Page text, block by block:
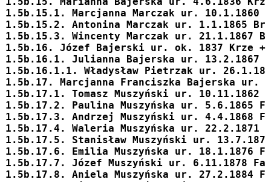
1.5b.15.1. Marcjanna Marczak ur. 10.1.1860
1.5b.15.2. Antonina Marczak ur. 1.1.1865
1.5b.15.3. Wincenty Marczak ur. 21.1.1867
1.5b.16. Józef Bajerski ur. ok. 1837 Krze +
1.5b.16.1. Julianna Bajerska ur. 13.2.1867
1.5b.16.1.1. Władysław Pietrzak ur.
1.5b.17. Marcjanna Franciszka Bajerska ur.
1.5b.17.1. Tomasz Muszyński ur. 10.11.1862
1.5b.17.2. Paulina Muszyńska ur. 5.6.1865
1.5b.17.3. Andrzej Muszyński ur. 4.4.1868
1.5b.17.4. Waleria Muszyńska ur. 22.2.1871
1.5b.17.5. Stanisław Muszyński ur.
1.5b.17.6. Emilia Muszyńska ur. 18.1.1876
1.5b.17.7. Józef Muszyński ur. 6.11.1878
1.5b.17.8. Aniela Muszyńska ur. 27.2.1884